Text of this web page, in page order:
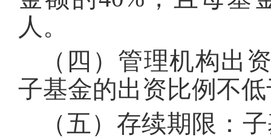
人。
（四）管理机构出
子基金的出资比例不
（五）存续期限：